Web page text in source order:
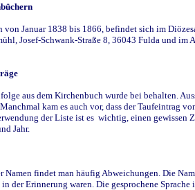
Januar 1838 bis 1866, befindet sich im
Josef-Schwank-Straße 8, 36043 Fulda und
aus dem Kirchenbuch wurde bei behalten.
kam es auch vor, dass der Taufeintrag
der Liste ist es wichtig, einen gewissen
Jahr.
Namen findet man häufig Abweichungen. Die
der Erinnerung waren. Die gesprochene